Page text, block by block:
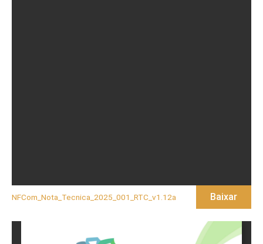
NFCom_Nota_Tecnica_2025_001_RTC_v1.12a Baixar